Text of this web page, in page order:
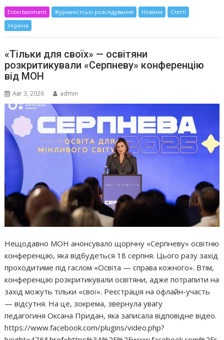
Entertainment Журналістські розслідування Новини
Статті
Україна
«Тільки для своїх» — освітяни
розкритикували «Серпневу» конференцію
від МОН
Авг 3, 2026 admin
Нещодавно МОН анонсувало щорічну «Серпневу» освітню
конференцію, яка відбудеться 18 серпня. Цього разу захід
проходитиме під гаслом «Освіта — справа кожного». Втім,
конференцію розкритикували освітяни, адже потрапити на
захід можуть тільки «свої». Реєстрація на офлайн-участь
— відсутня. На це, зокрема, звернула увагу
педагогиня Оксана Придан, яка записала відповідне відео.
https://www.facebook.com/plugins/video.php?